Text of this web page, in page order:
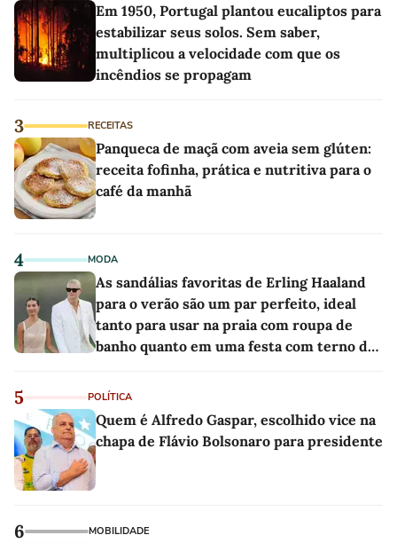
Em 1950, Portugal plantou eucaliptos para
estabilizar seus solos. Sem saber,
multiplicou a velocidade com que os
incêndios se propagam
3 RECEITAS
Panqueca de maçã com aveia sem glúten:
receita fofinha, prática e nutritiva para o
café da manhã
4 MODA
As sandálias favoritas de Erling Haaland
para o verão são um par perfeito, ideal
tanto para usar na praia com roupa de
banho quanto em uma festa com terno de
5 POLÍTICA
Quem é Alfredo Gaspar, escolhido vice na
chapa de Flávio Bolsonaro para presidente
6 MOBILIDADE